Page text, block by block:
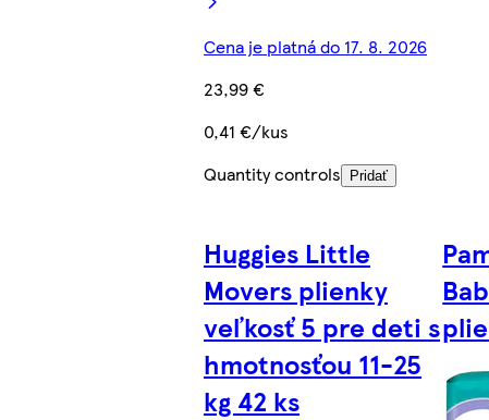
Cena je platná do 17. 8. 2026
23,99 €
0,41 €/kus
Quantity controls
Pridať
Huggies Little
Movers plienky
veľkosť 5 pre deti s
hmotnosťou 11-25
kg 42 ks